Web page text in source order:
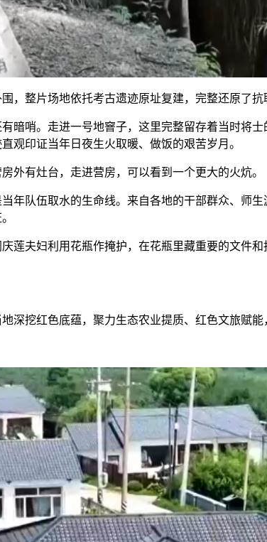
整片场地依托考古遗迹原址复建，完整还原了抗
哨。走进一号地窨子，这里完整留存着当时将
观印证当年日夜生火取暖、做饭的艰苦岁月。
有灶台，走进营房，可以看到一个更大的火炕。
队伍取水的生命线。来自各地的干部群众、师生
夫妇利用花瓶作掩护，在花瓶里藏重要的文件和
挖红色底蕴，聚力生态农业提质、红色文旅赋能